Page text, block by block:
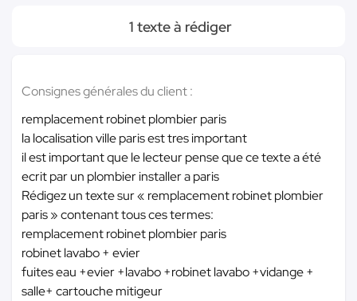
1 texte à rédiger
Consignes générales du client :
remplacement robinet plombier paris
la localisation ville paris est tres important
il est important que le lecteur pense que ce texte a été
ecrit par un plombier installer a paris
Rédigez un texte sur « remplacement robinet plombier
paris » contenant tous ces termes:
remplacement robinet plombier paris
robinet lavabo + evier
fuites eau +evier +lavabo +robinet lavabo +vidange +
salle+ cartouche mitigeur